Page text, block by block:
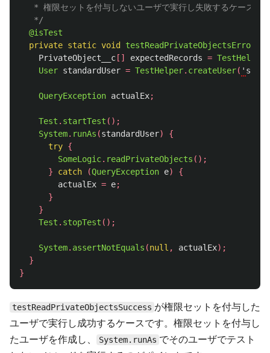
   * 権限セットを付与しないユーザで実行し失敗するケース
   */
@isTest
private static void testReadPrivateObjectsError
PrivateObject__c [] expectedRecords = TestHelper
User standardUser = TestHelper. createUser( '
QueryException actualEx;
Test . startTest ();
System. runAs (standardUser)
{
try {
SomeLogic. readPrivateObjects ();
}
catch (QueryException e)
{
actualEx = e;
}
}
Test . stopTest ();
System. assertNotEquals (null , actualEx);
}
}
testReadPrivateObjectsSuccess が権限セットを付与した
ユーザで実行し成功するケースです。権限セットを付与し
たユーザを作成し、
System.runAs でそのユーザでテスト